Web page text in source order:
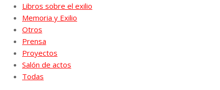
Libros sobre el exilio
Memoria y Exilio
Otros
Prensa
Proyectos
Salón de actos
Todas